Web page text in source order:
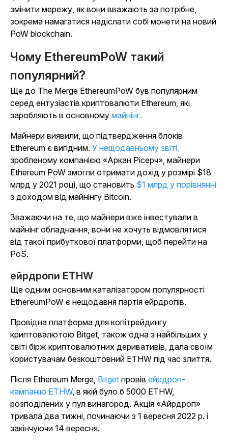
змінити мережу, як вони вважають за потрібне,
зокрема намагатися надіслати собі монети на новий
PoW blockchain.
Чому EthereumPoW такий
популярний?
Ще до The Merge EthereumPoW був популярним
серед ентузіастів криптовалюти Ethereum, які
заробляють в основному майнінг.
Майнери виявили, що підтвердження блоків
Ethereum є вигідним. У нещодавньому звіті,
зробленому компанією «Аркан Рісерч», майнери
Ethereum PoW змогли отримати дохід у розмірі $18
млрд у 2021 році, що становить $1 млрд у порівнянні
з доходом від майнінгу Bitcoin.
Зважаючи на те, що майнери вже інвестували в
майнінг обладнання, вони не хочуть відмовлятися
від такої прибуткової платформи, щоб перейти на
PoS.
ейрдропи ETHW
Ще одним основним каталізатором популярності
EthereumPoW є нещодавня партія ейрдропів.
Провідна платформа для копітрейдингу
криптовалютою Bitget, також одна з найбільших у
світі бірж криптовалютних деривативів, дала своїм
користувачам безкоштовний ETHW під час злиття.
Після Ethereum Merge, Bitget провів ейрдроп-
кампанію ETHW, в якій було б 5000 ETHW,
розподілених у пул винагород. Акція «Айрдроп»
тривала два тижні, починаючи з 1 вересня 2022 р. і
закінчуючи 14 вересня.